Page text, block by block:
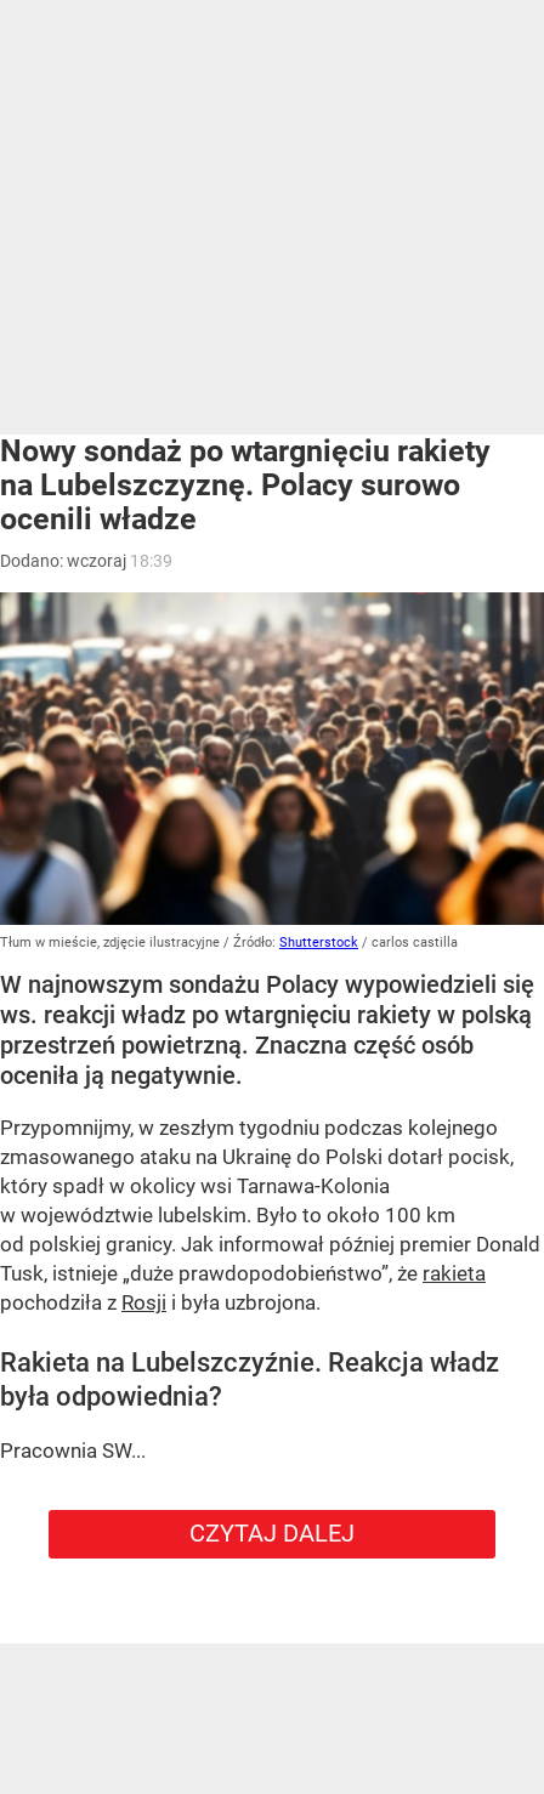
Nowy sondaż po wtargnięciu rakiety
na Lubelszczyznę. Polacy surowo
ocenili władze
Dodano:wczoraj 18:39
Tłum w mieście, zdjęcie ilustracyjne / Źródło: Shutterstock / carlos castilla
W najnowszym sondażu Polacy wypowiedzieli się
ws. reakcji władz po wtargnięciu rakiety w polską
przestrzeń powietrzną. Znaczna część osób
oceniła ją negatywnie.
Przypomnijmy, w zeszłym tygodniu podczas kolejnego
zmasowanego ataku na Ukrainę do Polski dotarł pocisk,
który spadł w okolicy wsi Tarnawa-Kolonia
w województwie lubelskim. Było to około 100 km
od polskiej granicy. Jak informował później premier Donald
Tusk, istnieje „duże prawdopodobieństwo”, że rakieta
pochodziła z Rosji i była uzbrojona.
Rakieta na Lubelszczyźnie. Reakcja władz
była odpowiednia?
Pracownia SW...
CZYTAJ DALEJ